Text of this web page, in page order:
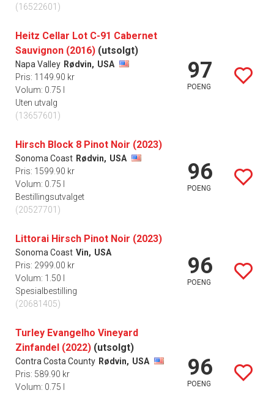
(16522601)
Heitz Cellar Lot C-91 Cabernet
Sauvignon (2016) (utsolgt)
Napa Valley Rødvin, USA
Pris: 1149.90 kr
Volum: 0.75 l
Uten utvalg
(13657601)
97
POENG
Hirsch Block 8 Pinot Noir (2023)
Sonoma Coast Rødvin, USA
Pris: 1599.90 kr
Volum: 0.75 l
Bestillingsutvalget
(20527701)
96
POENG
Littorai Hirsch Pinot Noir (2023)
Sonoma Coast Vin, USA
Pris: 2999.00 kr
Volum: 1.50 l
Spesialbestilling
(20681405)
96
POENG
Turley Evangelho Vineyard
Zinfandel (2022) (utsolgt)
Contra Costa County Rødvin, USA
Pris: 589.90 kr
Volum: 0.75 l
96
POENG